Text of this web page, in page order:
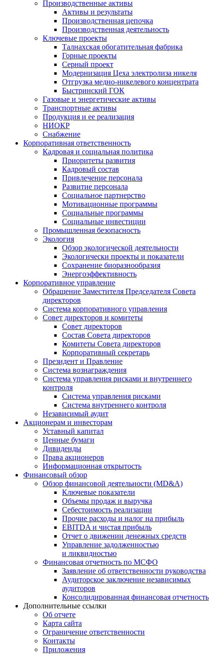
Производственные активы
Активы и результаты
Производственная цепочка
Производственная деятельность
Ключевые проекты
Талнахская обогатительная фабрика
Горные проекты
Серный проект
Модернизация Цеха электролиза никеля
Отгрузка медно-никелевого концентрата
Быстринский ГОК
Газовые и энергетические активы
Транспортные активы
Продукция и ее реализация
НИОКР
Снабжение
Корпоративная ответственность
Кадровая и социальная политика
Приоритеты развития
Кадровый состав
Привлечение персонала
Развитие персонала
Социальное партнерство
Мотивационные программы
Социальные программы
Социальные инвестиции
Промышленная безопасность
Экология
Обзор экологической деятельности
Экологически проекты и показатели
Сохранение биоразнообразия
Энергоэффективность
Корпоративное управление
Обращение Заместителя Председателя Совета
директоров
Система корпоративного управления
Совет директоров и комитеты
Совет директоров
Состав Совета директоров
Комитеты Совета директоров
Корпоративный секретарь
Президент и Правление
Система вознаграждения
Система управления рисками и внутреннего
контроля
Система управления рисками
Система внутреннего контроля
Независимый аудит
Акционерам и инвесторам
Уставный капитал
Ценные бумаги
Дивиденды
Права акционеров
Информационная открытость
Финансовый обзор
Обзор финансовой деятельности (MD&A)
Ключевые показатели
Объемы продаж и выручка
Себестоимость реализации
Прочие расходы и налог на прибыль
EBITDA и чистая прибыль
Отчет о движении денежных средств
Управление задолженностью
и ликвидностью
Финансовая отчетность по МСФО
Заявление об ответственности руководства
Аудиторское заключение независимых
аудиторов
Консолидированная финансовая отчетность
Дополнительные ссылки
Об отчете
Карта сайта
Ограничение ответственности
Контакты
Приложения